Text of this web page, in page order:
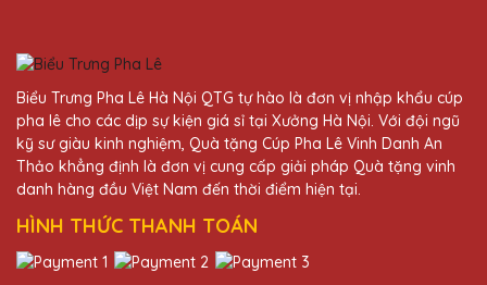
27/11/2025
Cúp pha lê của Quà Tặng Pha Lê QTG rất
đẹp và tinh xảo. Dịch vụ khách hàng chu
đáo, giao hàng nhanh chóng. Rất đáng tin
cậy!
Biểu Trưng Pha Lê Hà Nội QTG tự hào là đơn vị nhập khẩu cúp
pha lê cho các dịp sự kiện giá sỉ tại Xưởng Hà Nội. Với đội ngũ
kỹ sư giàu kinh nghiệm, Quà tặng Cúp Pha Lê Vinh Danh An
Thảo khẳng định là đơn vị cung cấp giải pháp Quà tặng vinh
danh hàng đầu Việt Nam đến thời điểm hiện tại.
HÌNH THỨC THANH TOÁN